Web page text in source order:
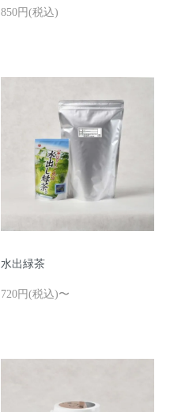
850円(税込)
水出緑茶
720円(税込)〜